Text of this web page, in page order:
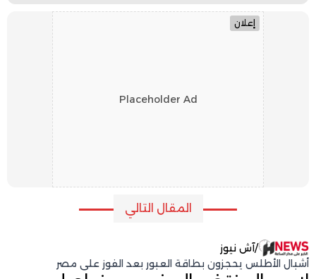
إعلان
Placeholder Ad
المقال التالي
/آش نيوز
أشبال الأطلس يحجزون بطاقة العبور بعد الفوز على مصر